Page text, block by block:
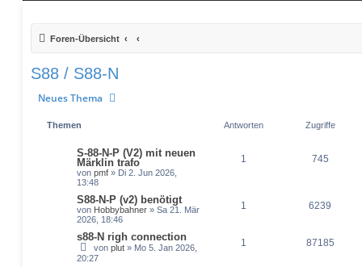
Foren-Übersicht
S88 / S88-N
Neues Thema
Themen Antworten Zugriffe
S-88-N-P (V2) mit neuen
Märklin trafo
von pmf » Di 2. Jun 2026,
13:48
1 745
S88-N-P (v2) benötigt
von Hobbybahner » Sa 21. Mär
2026, 18:46
1 6239
s88-N righ connection
von plut » Mo 5. Jan 2026,
20:27
1 87185